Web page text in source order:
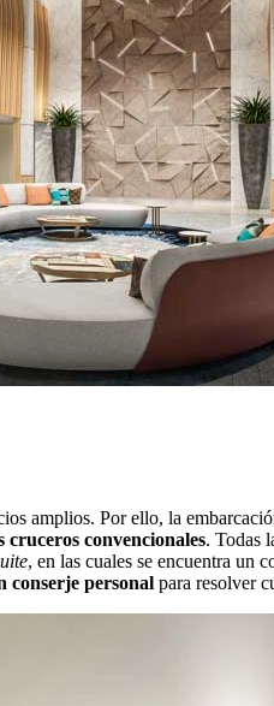
amplios. Por ello, la
cruceros convencionales. Todas
, en las cuales se encuentra un
conserje personal para resolver